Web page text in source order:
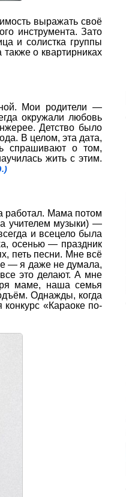
выражать своё
инструмента. Зато
и солистка группы
о квартирниках
Мои родители —
окружали любовь
Детство было
В целом, эта дата,
спрашивают о том,
жить с этим.
работал. Мама потом
учителем музыки) —
и всецело была
осенью — праздник
петь песни. Мне всё
— я даже не думала,
это делают. А мне
маме, наша семья
Однажды, когда
«Караоке по-